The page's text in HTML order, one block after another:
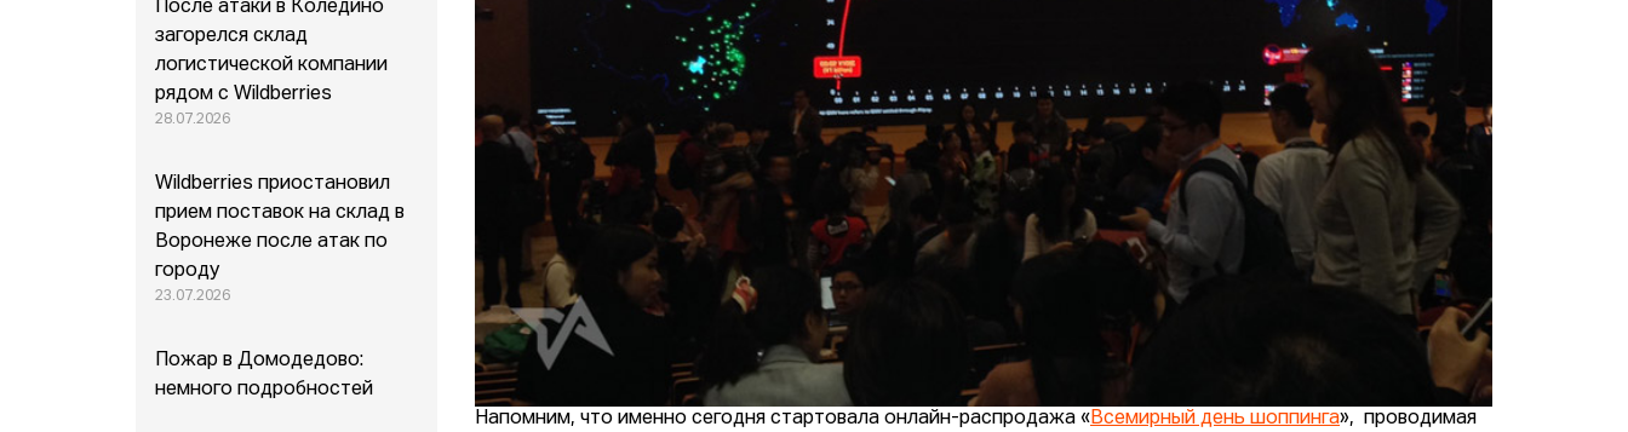
Напомним, что именно сегодня стартовала онлайн-распродажа «Всемирный день шоппинга», проводимая
После атаки в Коледино
загорелся склад
логистической компании
рядом с Wildberries
28.07.2026
Wildberries приостановил
прием поставок на склад в
Воронеже после атак по
городу
23.07.2026
Пожар в Домодедово:
немного подробностей